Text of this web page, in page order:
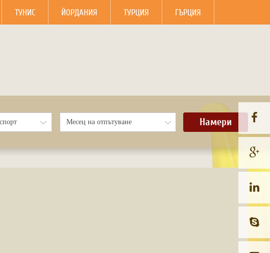
ТУНИС ЙОРДАНИЯ ТУРЦИЯ ГЪРЦИЯ
Намери